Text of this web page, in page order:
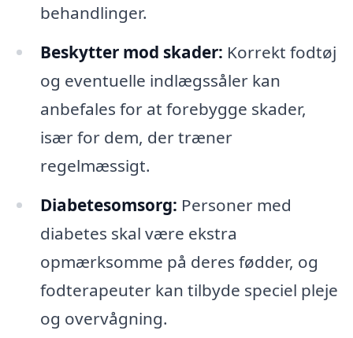
behandlinger.
Beskytter mod skader: Korrekt fodtøj
og eventuelle indlægssåler kan
anbefales for at forebygge skader,
især for dem, der træner
regelmæssigt.
Diabetesomsorg: Personer med
diabetes skal være ekstra
opmærksomme på deres fødder, og
fodterapeuter kan tilbyde speciel pleje
og overvågning.